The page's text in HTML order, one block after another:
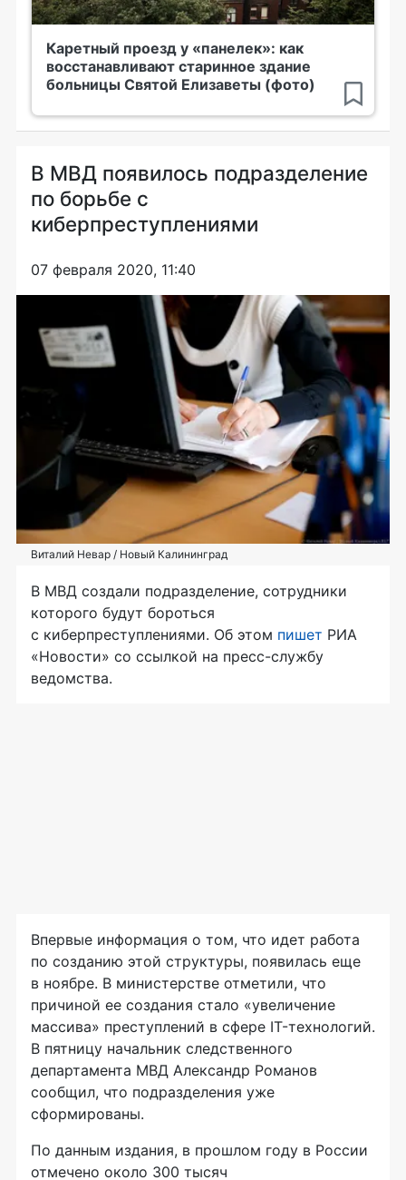
Каретный проезд у «панелек»: как
восстанавливают старинное здание
больницы Святой Елизаветы (фото)
В МВД появилось подразделение
по борьбе с
киберпреступлениями
07 февраля 2020, 11:40
Виталий Невар / Новый Калининград
В МВД создали подразделение, сотрудники
которого будут бороться
с киберпреступлениями. Об этом пишет РИА
«Новости» со ссылкой на пресс-службу
ведомства.
Впервые информация о том, что идет работа
по созданию этой структуры, появилась еще
в ноябре. В министерстве отметили, что
причиной ее создания стало «увеличение
массива» преступлений в сфере IT-технологий.
В пятницу начальник следственного
департамента МВД Александр Романов
сообщил, что подразделения уже
сформированы.
По данным издания, в прошлом году в России
отмечено около 300 тысяч